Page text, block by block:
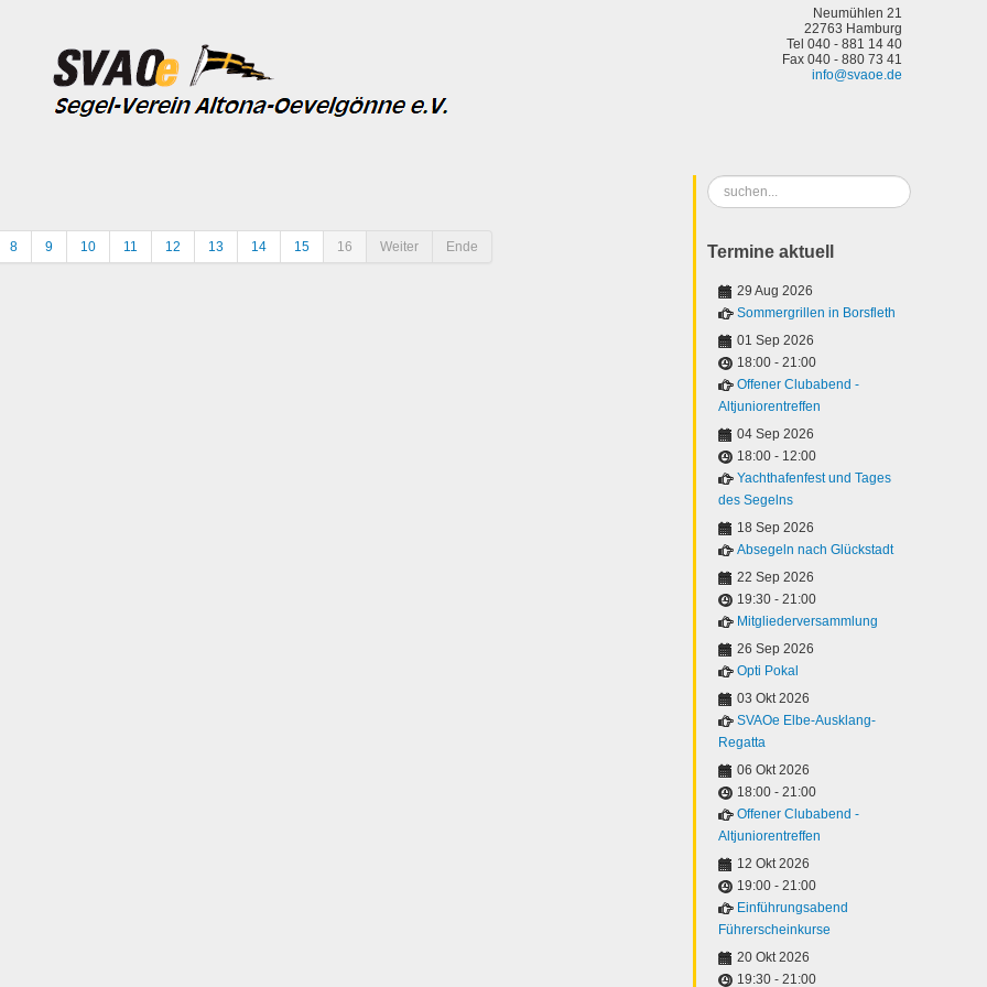
Neumühlen 21
22763 Hamburg
Tel 040 - 881 14 40
Fax 040 - 880 73 41
info@svaoe.de
8 9 10 11 12 13 14 15 16 Weiter Ende
Suchen
...
Termine aktuell
29 Aug 2026
Sommergrillen in Borsfleth
01 Sep 2026
18:00 - 21:00
Offener Clubabend -
Altjuniorentreffen
04 Sep 2026
18:00 - 12:00
Yachthafenfest und Tages
des Segelns
18 Sep 2026
Absegeln nach Glückstadt
22 Sep 2026
19:30 - 21:00
Mitgliederversammlung
26 Sep 2026
Opti Pokal
03 Okt 2026
SVAOe Elbe-Ausklang-
Regatta
06 Okt 2026
18:00 - 21:00
Offener Clubabend -
Altjuniorentreffen
12 Okt 2026
19:00 - 21:00
Einführungsabend
Führerscheinkurse
20 Okt 2026
19:30 - 21:00